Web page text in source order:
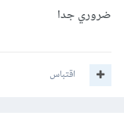
ضروري جدا
اقتباس